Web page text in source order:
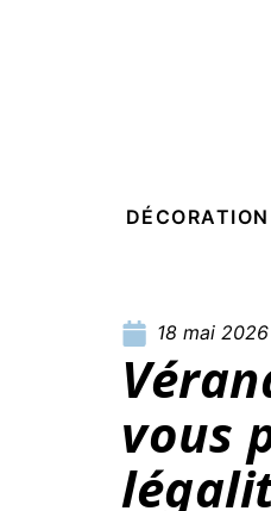
18 mai 2026
vous